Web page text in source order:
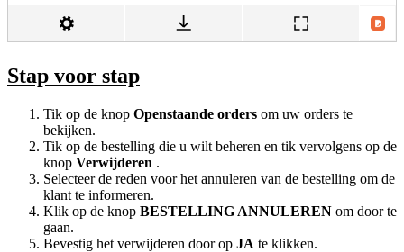
Stap voor stap
Tik op de knop Openstaande orders om uw orders te
bekijken.
Tik op de bestelling die u wilt beheren en tik vervolgens op de
knop Verwijderen .
Selecteer de reden voor het annuleren van de bestelling om de
klant te informeren.
Klik op de knop BESTELLING ANNULEREN om door te
gaan.
Bevestig het verwijderen door op JA te klikken.